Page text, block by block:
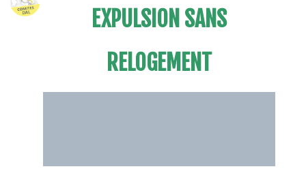
EXPULSION SANS
RELOGEMENT